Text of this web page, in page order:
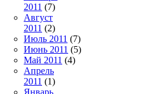
2011 (7)
Август
2011 (2)
Июль 2011 (7)
Июнь 2011 (5)
Май 2011 (4)
Апрель
2011 (1)
Январь